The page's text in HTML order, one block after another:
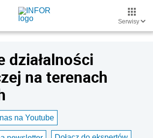
Serwisy
działalności
na terenach
na Youtube